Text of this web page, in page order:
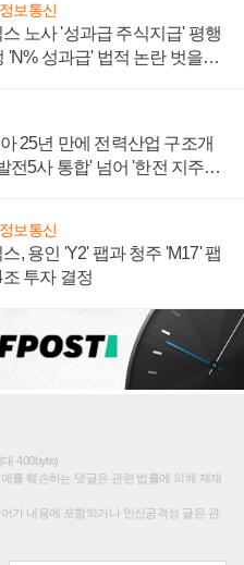
보통신
노사 '성과급 주식지급' 평행
'N% 성과급' 법적 논란 벗을지
25년 만에 전력산업 구조개
전5사 통합' 넘어 '한전 지주사'
보통신
, 용인 'Y2' 팹과 청주 'M17' 팹
투자 결정
400byte)
를 훼손하는 댓글은 관련 법률에 의해 제재
가 내용에 포함되거나 인신공격성 글은 관